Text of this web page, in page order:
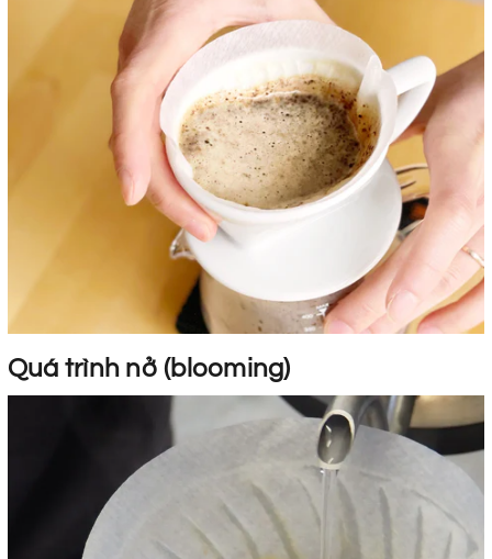
Quá trình nở (blooming)